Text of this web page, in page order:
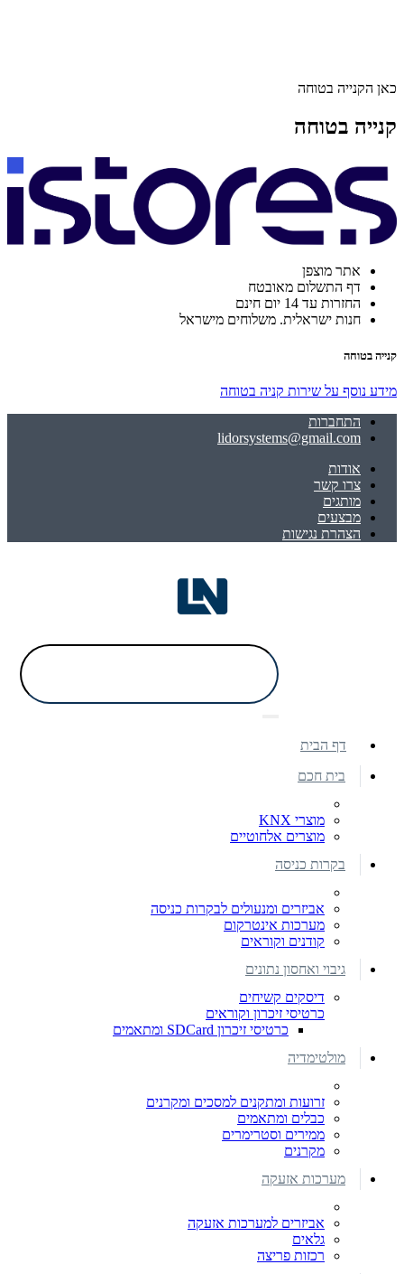
כאן הקנייה בטוחה
קנייה בטוחה
אתר מוצפן
דף התשלום מאובטח
החזרות עד 14 יום חינם
חנות ישראלית. משלוחים מישראל
קנייה בטוחה
מידע נוסף על שירות קניה בטוחה
התחברות
lidorsystems@gmail.com
אודות
צרו קשר
מותגים
מבצעים
הצהרת נגישות
דף הבית
בית חכם
מוצרי KNX
מוצרים אלחוטיים
בקרות כניסה
אביזרים ומנעולים לבקרות כניסה
מערכות אינטרקום
קודנים וקוראים
גיבוי ואחסון נתונים
דיסקים קשיחים
כרטיסי זיכרון וקוראים
כרטיסי זיכרון SDCard ומתאמים
מולטימדיה
זרועות ומתקנים למסכים ומקרנים
כבלים ומתאמים
ממירים וסטרימרים
מקרנים
מערכות אזעקה
אביזרים למערכות אזעקה
גלאים
רכזות פריצה